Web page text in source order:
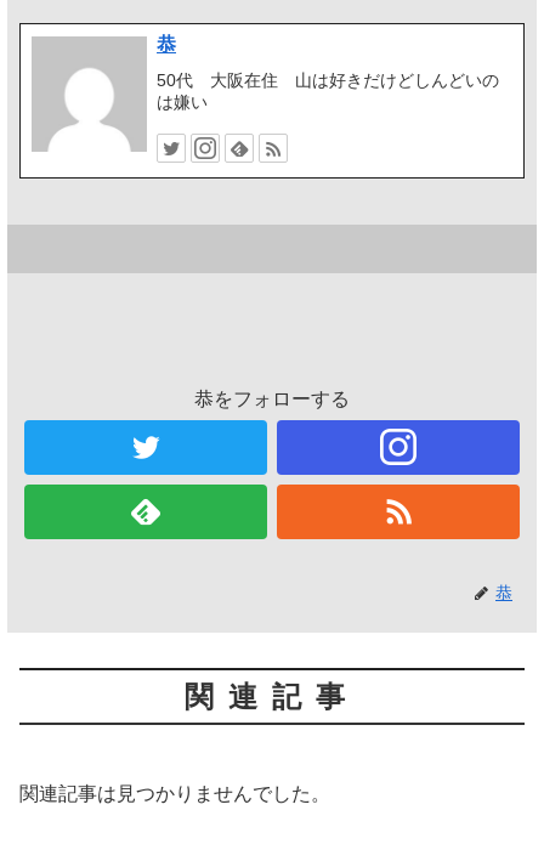
恭
50代 大阪在住 山は好きだけどしんどいの
は嫌い
恭をフォローする
恭
関連記事
関連記事は見つかりませんでした。